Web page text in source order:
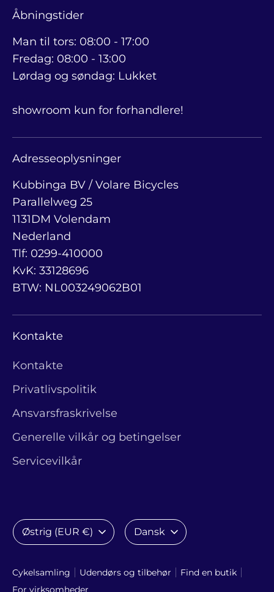
Åbningstider
Man til tors: 08:00 - 17:00
Fredag: 08:00 - 13:00
Lørdag og søndag: Lukket
showroom kun for forhandlere!
Adresseoplysninger
Kubbinga BV / Volare Bicycles
Parallelweg 25
1131DM Volendam
Nederland
Tlf: 0299-410000
KvK: 33128696
BTW: NL003249062B01
Kontakte
Kontakte
Privatlivspolitik
Ansvarsfraskrivelse
Generelle vilkår og betingelser
Servicevilkår
Cykelsamling Udendørs og tilbehør
Find en butik
For virksomheder
Valuta
Østrig (EUR €) Sprog
Dansk